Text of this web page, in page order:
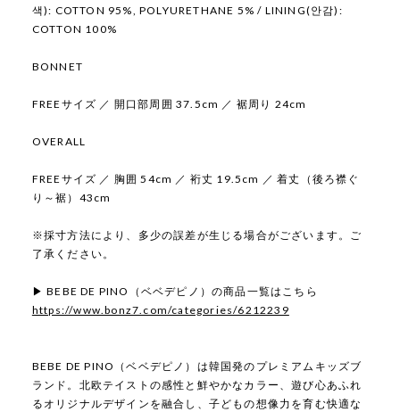
색): COTTON 95%, POLYURETHANE 5% / LINING(안감):
COTTON 100%
BONNET
FREEサイズ ／ 開口部周囲 37.5cm ／ 裾周り 24cm
OVERALL
FREEサイズ ／ 胸囲 54cm ／ 裄丈 19.5cm ／ 着丈（後ろ襟ぐ
り～裾）43cm
※採寸方法により、多少の誤差が生じる場合がございます。ご
了承ください。
▶ BEBE DE PINO（ベベデピノ）の商品一覧はこちら
https://www.bonz7.com/categories/6212239
BEBE DE PINO（ベベデピノ）は韓国発のプレミアムキッズブ
ランド。北欧テイストの感性と鮮やかなカラー、遊び心あふれ
るオリジナルデザインを融合し、子どもの想像力を育む快適な